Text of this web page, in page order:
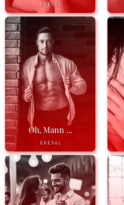
EDEN65
Oh, Mann ...
EDEN65